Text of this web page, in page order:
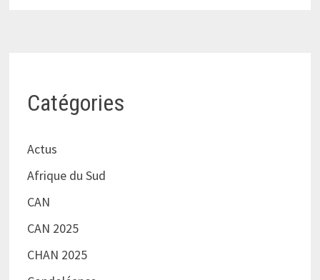
Catégories
Actus
Afrique du Sud
CAN
CAN 2025
CHAN 2025